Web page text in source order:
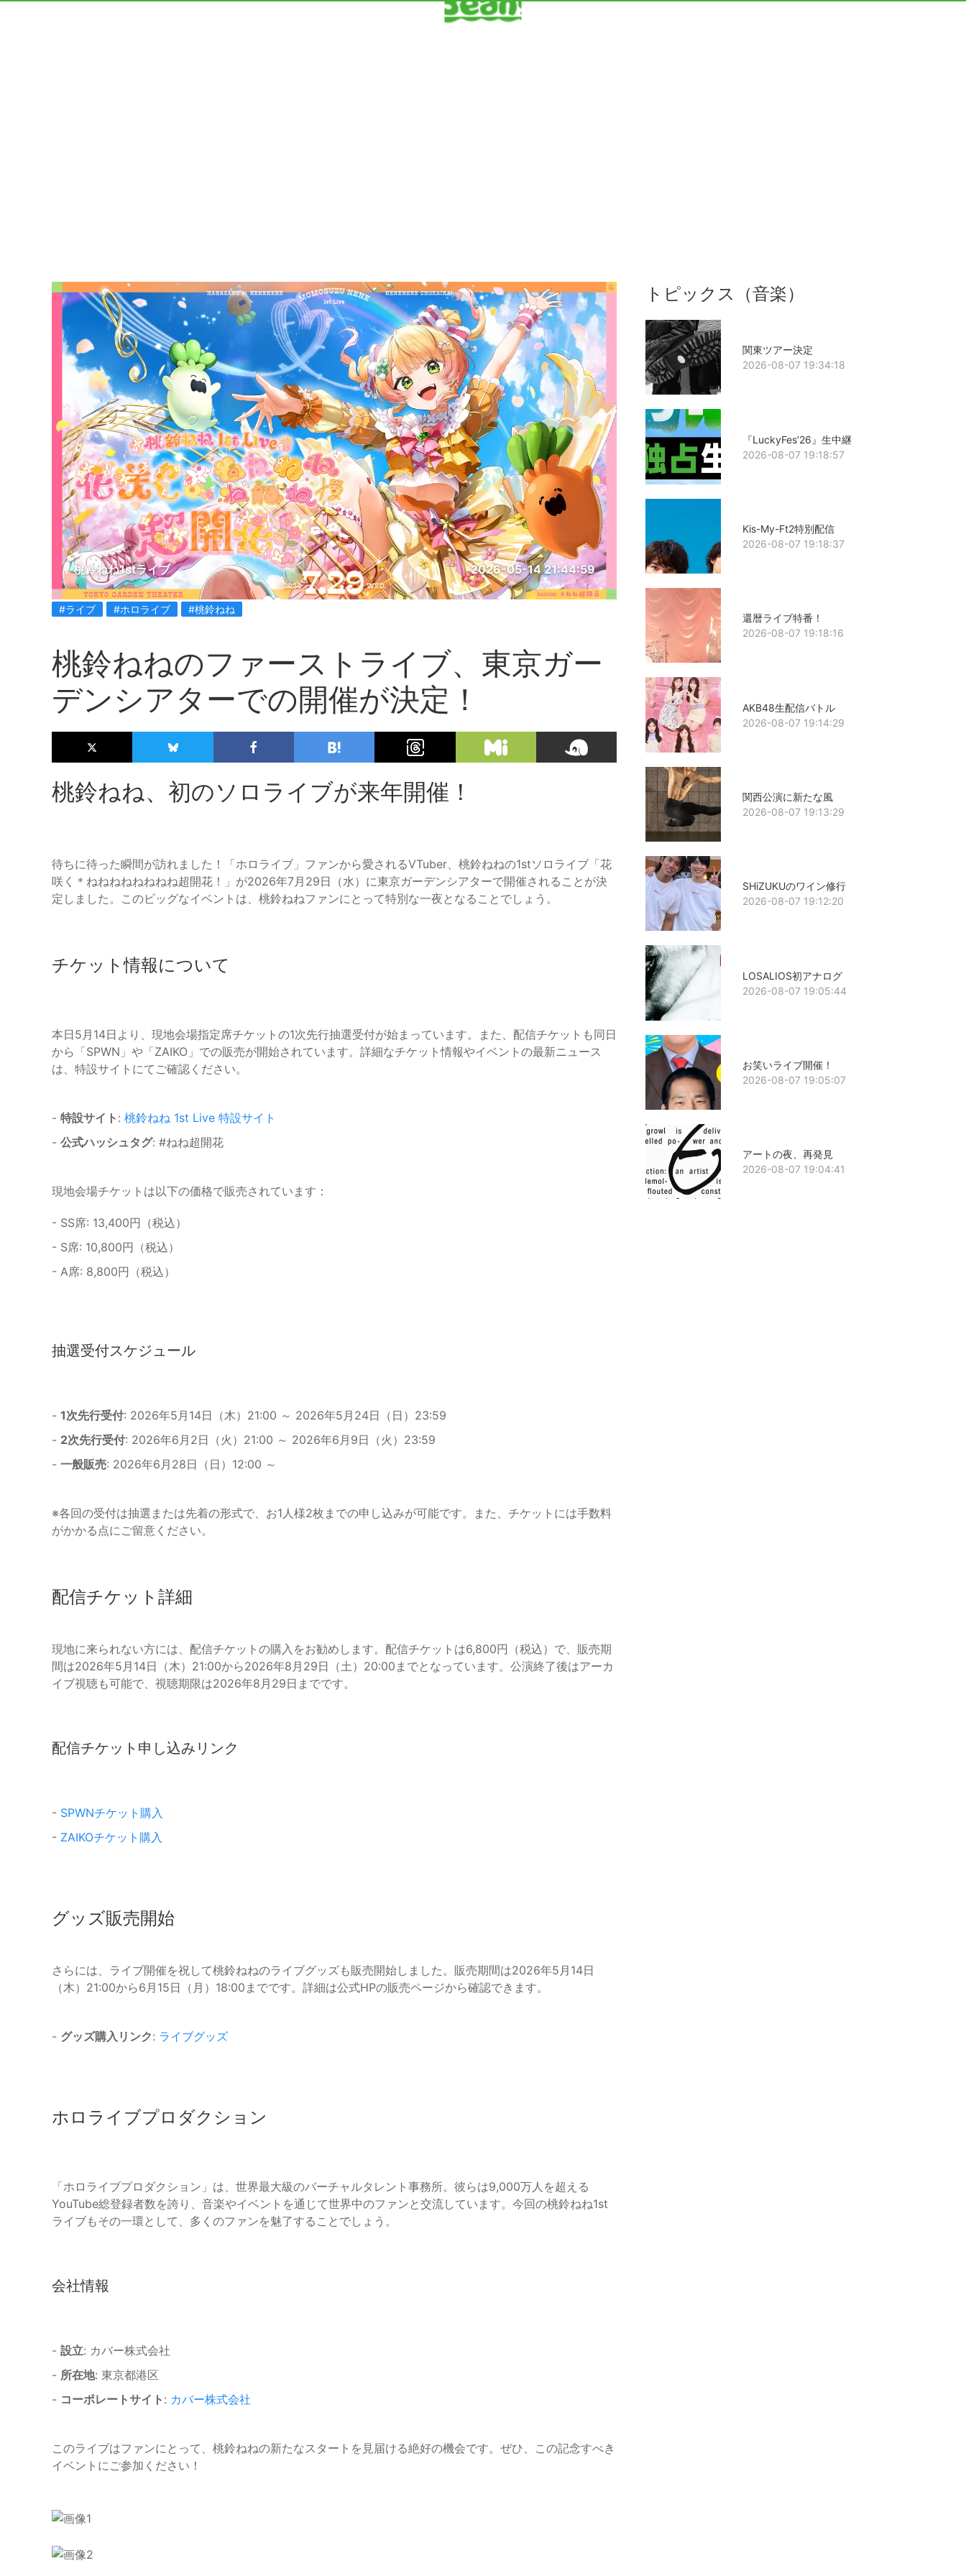
桃鈴ねね1stライブ 2026-05-14 21:44:59
#ライブ #ホロライブ #桃鈴ねね
桃鈴ねねのファーストライブ、東京ガー
デンシアターでの開催が決定！
桃鈴ねね、初のソロライブが来年開催！
待ちに待った瞬間が訪れました！「ホロライブ」ファンから愛されるVTuber、桃鈴ねねの1stソロライブ「花
咲く＊ねねねねねねねね超開花！」が2026年7月29日（水）に東京ガーデンシアターで開催されることが決
定しました。このビッグなイベントは、桃鈴ねねファンにとって特別な一夜となることでしょう。
チケット情報について
本日5月14日より、現地会場指定席チケットの1次先行抽選受付が始まっています。また、配信チケットも同日
から「SPWN」や「ZAIKO」での販売が開始されています。詳細なチケット情報やイベントの最新ニュース
は、特設サイトにてご確認ください。
- 特設サイト : 桃鈴ねね 1st Live 特設サイト
- 公式ハッシュタグ: #ねね超開花
現地会場チケットは以下の価格で販売されています：
- SS席: 13,400円（税込）
- S席: 10,800円（税込）
- A席: 8,800円（税込）
抽選受付スケジュール
- 1次先行受付: 2026年5月14日（木）21:00 ～ 2026年5月24日（日）23:59
- 2次先行受付: 2026年6月2日（火）21:00 ～ 2026年6月9日（火）23:59
- 一般販売: 2026年6月28日（日）12:00 ～
※各回の受付は抽選または先着の形式で、お1人様2枚までの申し込みが可能です。また、チケットには手数料
がかかる点にご留意ください。
配信チケット詳細
現地に来られない方には、配信チケットの購入をお勧めします。配信チケットは6,800円（税込）で、販売期
間は2026年5月14日（木）21:00から2026年8月29日（土）20:00までとなっています。公演終了後はアーカ
イブ視聴も可能で、視聴期限は2026年8月29日までです。
配信チケット申し込みリンク
- SPWNチケット購入
- ZAIKOチケット購入
グッズ販売開始
さらには、ライブ開催を祝して桃鈴ねねのライブグッズも販売開始しました。販売期間は2026年5月14日
（木）21:00から6月15日（月）18:00までです。詳細は公式HPの販売ページから確認できます。
- グッズ購入リンク: ライブグッズ
ホロライブプロダクション
「ホロライブプロダクション」は、世界最大級のバーチャルタレント事務所。彼らは9,000万人を超える
YouTube総登録者数を誇り、音楽やイベントを通じて世界中のファンと交流しています。今回の桃鈴ねね1st
ライブもその一環として、多くのファンを魅了することでしょう。
会社情報
- 設立: カバー株式会社
- 所在地: 東京都港区
- コーポレートサイト : カバー株式会社
このライブはファンにとって、桃鈴ねねの新たなスタートを見届ける絶好の機会です。ぜひ、この記念すべき
イベントにご参加ください！
トピックス（音楽）
関東ツアー決定
2026-08-07 19:34:18
『LuckyFes’26』生中継
2026-08-07 19:18:57
Kis-My-Ft2特別配信
2026-08-07 19:18:37
還暦ライブ特番！
2026-08-07 19:18:16
AKB48生配信バトル
2026-08-07 19:14:29
関西公演に新たな風
2026-08-07 19:13:29
SHiZUKUのワイン修行
2026-08-07 19:12:20
LOSALIOS初アナログ
2026-08-07 19:05:44
お笑いライブ開催！
2026-08-07 19:05:07
アートの夜、再発見
2026-08-07 19:04:41